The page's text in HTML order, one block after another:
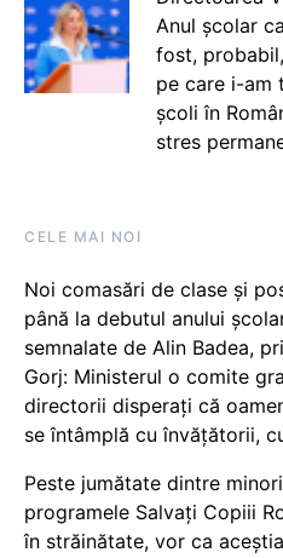
Anul școlar
fost,
pe care i-am
școli în
stres
CELE MAI NOI
Noi comasări de clase și
până la debutul anului
semnalate de Alin Badea,
Gorj: Ministerul o comite
directorii disperați că
se întâmplă cu învățătorii,
Peste jumătate dintre
programele Salvați Copiii
în străinătate, vor ca